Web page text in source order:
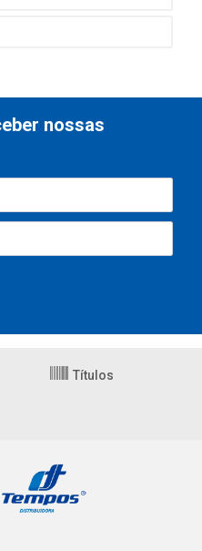
nossas
Títulos